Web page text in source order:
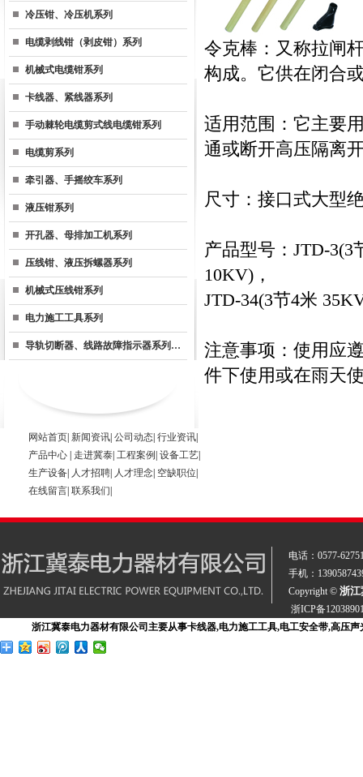
冷压钳、冷压机系列
电缆剥线钳（剥皮钳）系列
机械式电缆钳系列
卡线器、紧线器系列
手动棘轮电缆剪式线电缆钳系列
电缆剪系列
牵引器、手摇绞车系列
液压钳系列
开孔器、母排加工机系列
压线钳、液压拆螺器系列
机械式压线钳系列
电力施工工具系列
导轨切断器、线路故障指示器系列…
令克棒：又称拉闸
构成。它供在闭合
适用范围：它主要
通或断开高压隔离
尺寸：接口式大型
产品型号：JTD-3(3
10KV)，
JTD-34(3节4米
注意事项：使用应
件下使用或在雨天
网站首页 新闻资讯 公司动态 行业资讯
产品中心
走进冀泰 工程案例 设备工艺
生产设备 人才招聘 人才理念 空缺职位
在线留言 联系我们
电话： 0577-
手机：
Copyright © 浙江
浙ICP备
浙江冀泰电力器材有限公司主要从事卡线器,电力施工工具,电工安全带,高压